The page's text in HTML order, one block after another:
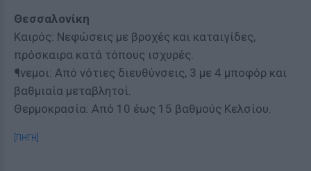
Θεσσαλονίκη
Καιρός: Νεφώσεις με βροχές και καταιγίδες,
πρόσκαιρα κατά τόπους ισχυρές.
¶νεμοι: Από νότιες διευθύνσεις, 3 με 4 μποφόρ και
βαθμιαία μεταβλητοί.
Θερμοκρασία: Από 10 έως 15 βαθμούς Κελσίου.
[ΠΗΓΗ]